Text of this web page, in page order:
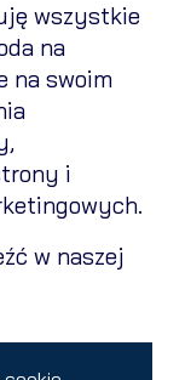
wszystkie
na
na swoim
i
w naszej